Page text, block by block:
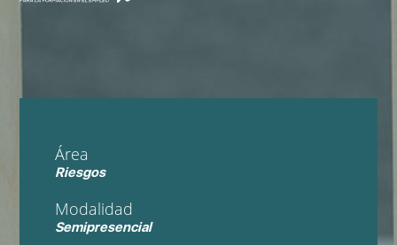
Área
Riesgos
Modalidad
Semipresencial